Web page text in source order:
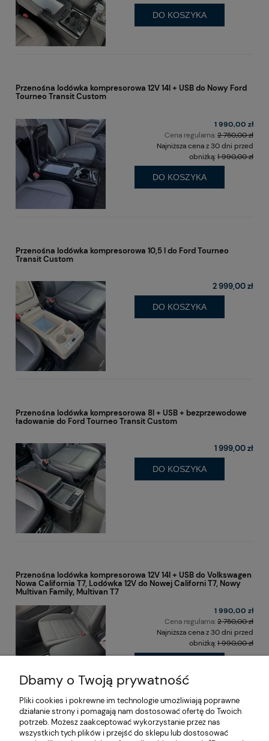
DO KOSZYKA
Przenośna lodówka kompresorowa 12V 14l + USB do Nowy Ford
Tourneo Transit Custom
1 990,00 zł
Cena regularna:2 750,00 zł
Najniższa cena z 30 dni przed
obniżką:1 990,00 zł
DO KOSZYKA
Przenośna lodówka kompresorowa 10,5 l do Ford Tourneo
Transit Custom
2 999,00 zł
DO KOSZYKA
Przenośna lodówka kompresorowa 8l + USB + bezprzewodowe
ładowanie do Ford Tourneo Transit Custom
1 999,00 zł
DO KOSZYKA
Przenośna lodówka kompresorowa 12V 14l + USB do Volkswagen
Nowa California T7, Lodówka 12V do Nowej Californi T7, Nowy
Multivan Family, Multivan T7
1 990,00 zł
Cena regularna:2 750,00 zł
Najniższa cena z 30 dni przed
obniżką:1 990,00 zł
Dbamy o Twoją prywatność
Pliki cookies i pokrewne im technologie umożliwiają poprawne
działanie strony i pomagają nam dostosować ofertę do Twoich
potrzeb. Możesz zaakceptować wykorzystanie przez nas
wszystkich tych plików i przejść do sklepu lub dostosować